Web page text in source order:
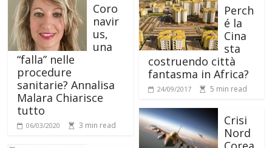
Coro
navir
us,
una
“falla” nelle
procedure
sanitarie? Annalisa
Malara Chiarisce
tutto
06/03/2020 3 min read
Perch
é la
Cina
sta
costruendo città
fantasma in Africa?
24/09/2017 5 min read
Crisi
Nord